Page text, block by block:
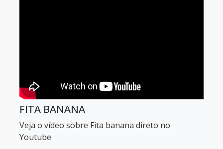
FITA BANANA
Veja o vídeo sobre Fita banana direto no
Youtube